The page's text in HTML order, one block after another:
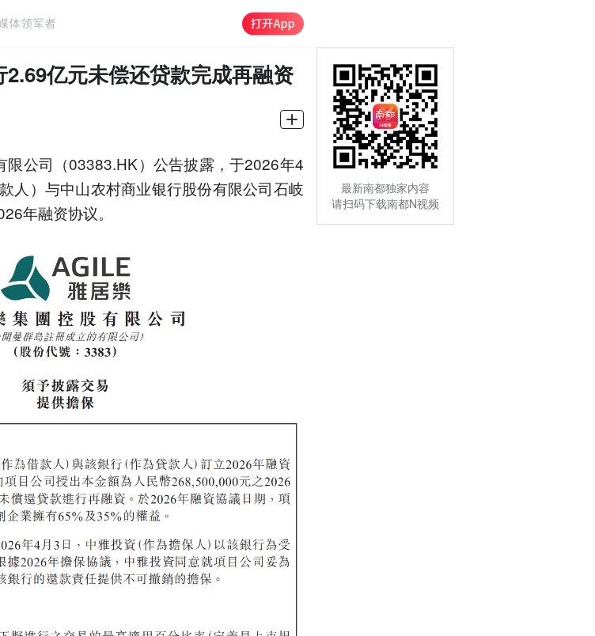
亿元未偿还贷款完成再融资
限公司（03383.HK）公告披露，于2026年4
人）与中山农村商业银行股份有限公司石岐
年融资协议。
最新南都独家内容
请扫码下载南都N视频